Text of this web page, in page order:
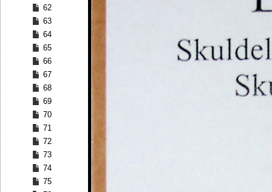
62
63
64
65
66
67
68
69
70
71
72
73
74
75